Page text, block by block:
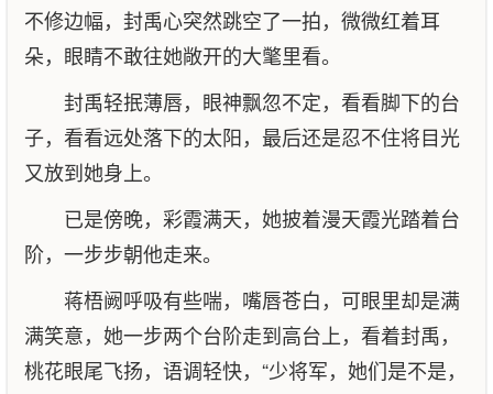
不修边幅，封禹心突然跳空了一拍，微微红着耳
朵，眼睛不敢往她敞开的大氅里看。
封禹轻抿薄唇，眼神飘忽不定，看看脚下的台
子，看看远处落下的太阳，最后还是忍不住将目光
又放到她身上。
已是傍晚，彩霞满天，她披着漫天霞光踏着台
阶，一步步朝他走来。
蒋梧阙呼吸有些喘，嘴唇苍白，可眼里却是满
满笑意，她一步两个台阶走到高台上，看着封禹，
桃花眼尾飞扬，语调轻快，“少将军，她们是不是，